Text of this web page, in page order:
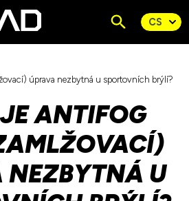
úprava nezbytná u sportovních brýlí?
ANTIFOG
NEZBYTNÁ U